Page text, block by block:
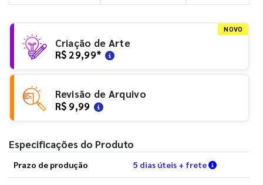
NOVO
Criação de Arte
R$ 29,99*
Revisão de Arquivo
R$ 9,99
Especificações do Produto
Prazo de produção 5 dias úteis + frete Verifique